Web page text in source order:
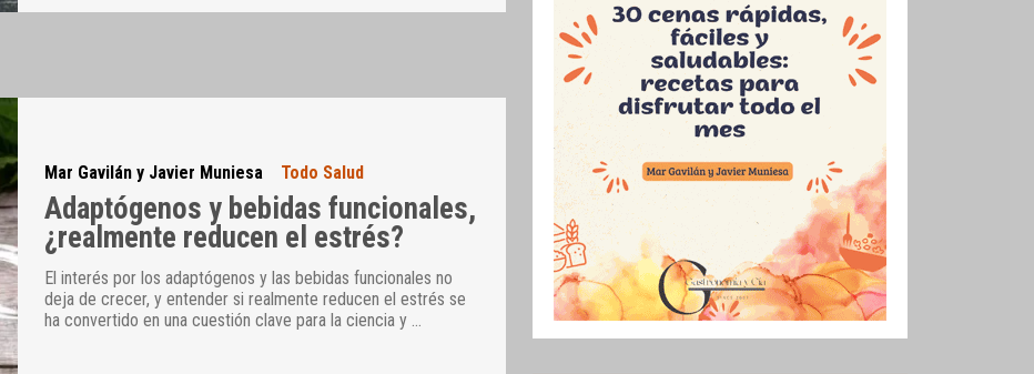
Mar Gavilán y Javier Muniesa Todo Salud
Adaptógenos y bebidas funcionales,
¿realmente reducen el estrés?
El interés por los adaptógenos y las bebidas funcionales no
deja de crecer, y entender si realmente reducen el estrés se
ha convertido en una cuestión clave para la ciencia y …